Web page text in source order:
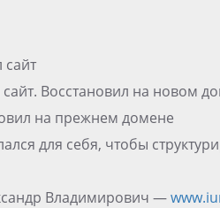
сайт
Восстановил на новом
на прежнем домене
для себя, чтобы
Владимирович —